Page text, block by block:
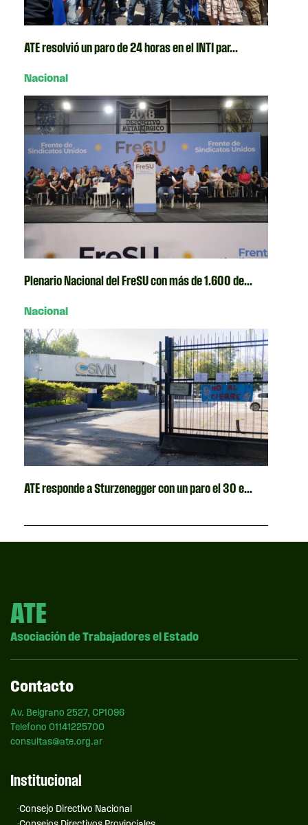
ATE resolvió un paro de 24 horas en el INTI par...
Nacional
Plenario Nacional del FreSU con más de 1.600 de...
Nacional
ATE responde a Sturzenegger con un paro el 30 e...
ATE
Asociación de Trabajadores el Estado
Contacto
Av. Belgrano 2527, CP1096
Telefono 01141225700
consultas@ate.org.ar
Institucional
Consejo Directivo Nacional